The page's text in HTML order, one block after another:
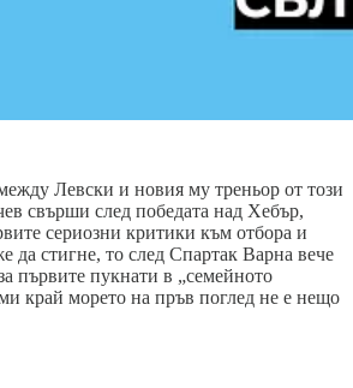
Левски и новия му треньор от този
свърши след победата над Хебър,
сериозни критики към отбора и
да стигне, то след Спартак Варна вече
първите пукнати в „семейното
край морето на пръв поглед не е нещо